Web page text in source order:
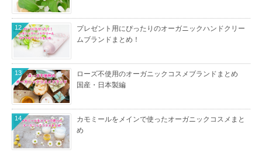
プレゼント用にぴったりのオーガニックハンドクリー
ムブランドまとめ！
12
ローズ不使用のオーガニックコスメブランドまとめ
国産・日本製編
13
カモミールをメインで使ったオーガニックコスメまと
め
14